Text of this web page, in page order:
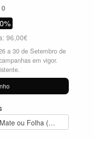
0
96,00€
a 30 de Setembro de
em vigor.
Estrutura Lacada Mate + Lacado Mate ou Folha (855,00€)